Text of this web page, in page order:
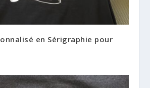
en Sérigraphie pour